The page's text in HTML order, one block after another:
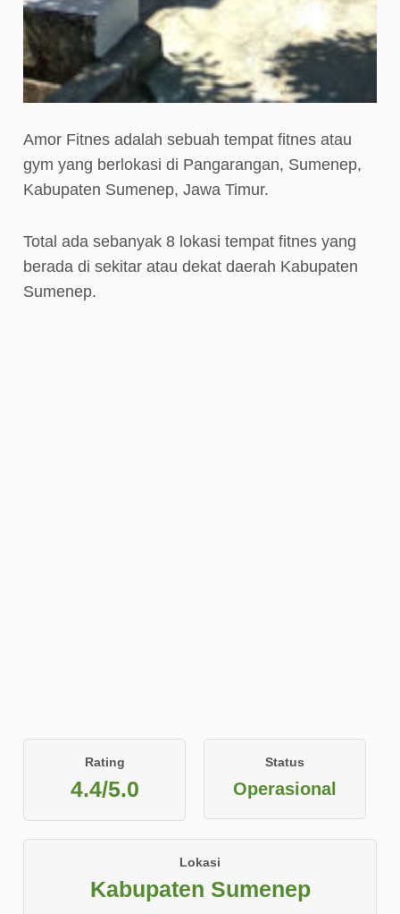
Amor Fitnes adalah sebuah tempat fitnes atau
gym yang berlokasi di Pangarangan, Sumenep,
Kabupaten Sumenep, Jawa Timur.
Total ada sebanyak 8 lokasi tempat fitnes yang
berada di sekitar atau dekat daerah Kabupaten
Sumenep.
Rating
4.4/5.0
Status
Operasional
Lokasi
Kabupaten Sumenep